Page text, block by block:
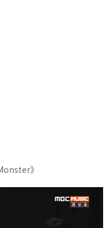
》